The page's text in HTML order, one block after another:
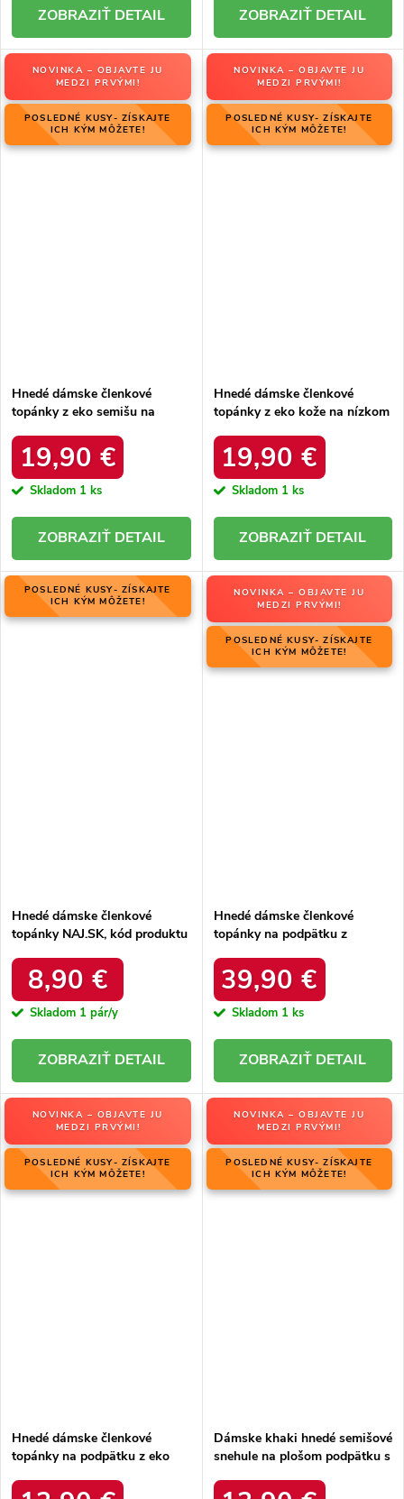
DETAIL DETAIL
NOVINKA – OBJAVTE JU
MEDZI PRVÝMI!
POSLEDNÉ KUSY- ZÍSKAJTE
ICH KÝM MÔŽETE!
Hnedé dámske členkové
topánky z eko semišu na
kód produktu KE219 GREEN
19,90 €
Skladom 1 ks
DETAIL
NOVINKA – OBJAVTE JU
MEDZI PRVÝMI!
POSLEDNÉ KUSY- ZÍSKAJTE
ICH KÝM MÔŽETE!
Hnedé dámske členkové
topánky z eko kože na nízkom
10778C.PU
19,90 €
Skladom 1 ks
DETAIL
POSLEDNÉ KUSY- ZÍSKAJTE
ICH KÝM MÔŽETE!
Hnedé dámske členkové
topánky NAJ.SK, kód produktu
8,90 €
Skladom 1 pár/y
DETAIL
NOVINKA – OBJAVTE JU
MEDZI PRVÝMI!
POSLEDNÉ KUSY- ZÍSKAJTE
ICH KÝM MÔŽETE!
Hnedé dámske členkové
topánky na podpätku z
2054 BEZ LICO
39,90 €
Skladom 1 ks
DETAIL
NOVINKA – OBJAVTE JU
MEDZI PRVÝMI!
POSLEDNÉ KUSY- ZÍSKAJTE
ICH KÝM MÔŽETE!
Hnedé dámske členkové
topánky na podpätku z eko
produktu 688-A97 CAMEL
NOVINKA – OBJAVTE JU
MEDZI PRVÝMI!
POSLEDNÉ KUSY- ZÍSKAJTE
ICH KÝM MÔŽETE!
Dámske khaki hnedé semišové
snehule na plošom podpätku s
produktu OO274A098